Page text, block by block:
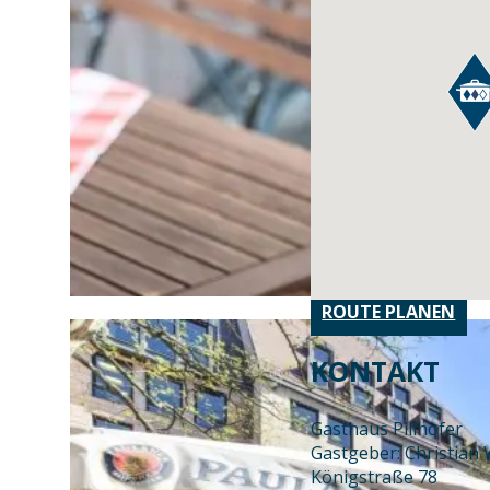
ROUTE PLANEN
KONTAKT
Gasthaus Pillhofer
Gastgeber: Christian
Königstraße 78